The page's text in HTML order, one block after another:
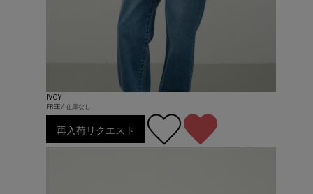
IVOY
FREE / 在庫なし
再入荷リクエスト